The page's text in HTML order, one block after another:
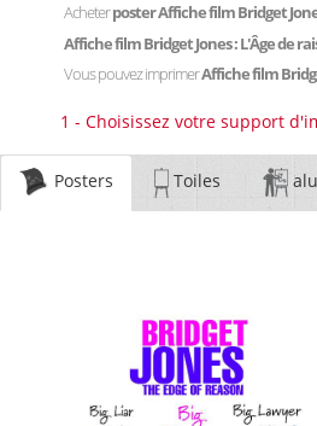
Acheterposter Affiche film Bridget
Affiche film Bridget Jones : L'Âge de
Vous pouvez imprimerAffiche film
1 - Choisissez votre support
Posters Toiles